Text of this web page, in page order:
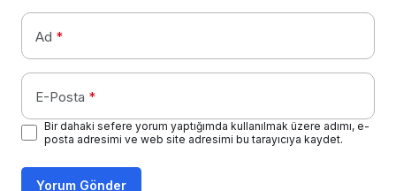
Ad *
E-Posta *
Bir dahaki sefere yorum yaptığımda kullanılmak üzere adımı, e-
posta adresimi ve web site adresimi bu tarayıcıya kaydet.
Yorum Gönder